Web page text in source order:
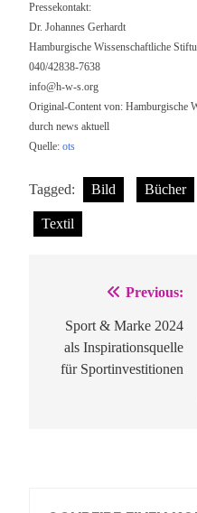
Pressekontakt:
Dr. Johannes Gerhardt
Hamburgische Wissenschaftliche
040/42838-7638
info@h-w-s.org
Original-Content von: Hamburgische
durch news aktuell
Quelle: ots
Tagged: Bild Bücher
Textil
Previous:
Sport & Marke 2024
als Inspirationsquelle
für Sportinvestitionen